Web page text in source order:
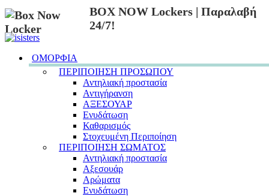
BOX NOW Lockers | Παραλαβή
24/7!
ΟΜΟΡΦΙΑ
ΠΕΡΙΠΟΙΗΣΗ ΠΡΟΣΩΠΟΥ
Αντηλιακή προστασία
Αντιγήρανση
ΑΞΕΣΟΥΑΡ
Ενυδάτωση
Καθαρισμός
Στοχευμένη Περιποίηση
ΠΕΡΙΠΟΙΗΣΗ ΣΩΜΑΤΟΣ
Αντηλιακή προστασία
Αξεσουάρ
Αρώματα
Ενυδάτωση